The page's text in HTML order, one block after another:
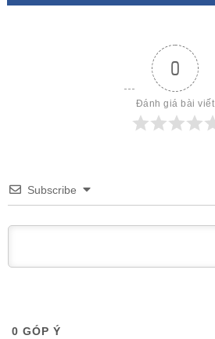
0
Đánh giá bài viết
Subscribe
0 GÓP Ý